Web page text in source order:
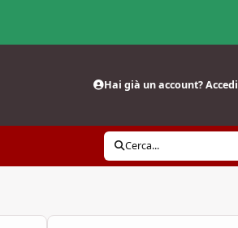
Hai già un account? Accedi
Cerca...